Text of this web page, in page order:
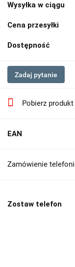
Wysyłka w ciągu
Cena przesyłki
Dostępność
Zadaj pytanie
Pobierz produkt
EAN
Zamówienie
Zostaw telefon